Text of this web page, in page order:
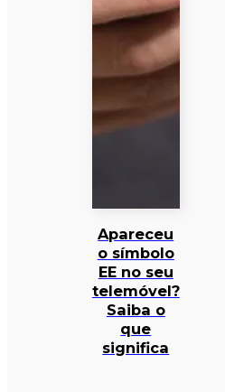
Apareceu
o símbolo
EE no seu
telemóvel?
Saiba o
que
significa